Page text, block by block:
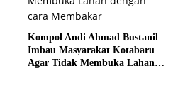
Kompol Andi Ahmad Bustanil
Imbau Masyarakat Kotabaru
Agar Tidak Membuka Lahan